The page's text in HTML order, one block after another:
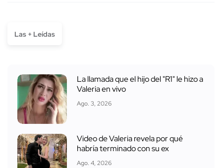
Las + Leídas
La llamada que el hijo del "R1" le hizo a
Valeria en vivo
Ago. 3, 2026
Video de Valeria revela por qué
habría terminado con su ex
Ago. 4, 2026